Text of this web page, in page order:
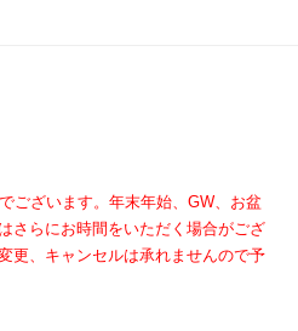
ございます。年末年始、GW、お盆
さらにお時間をいただく場合がござ
更、キャンセルは承れませんので予